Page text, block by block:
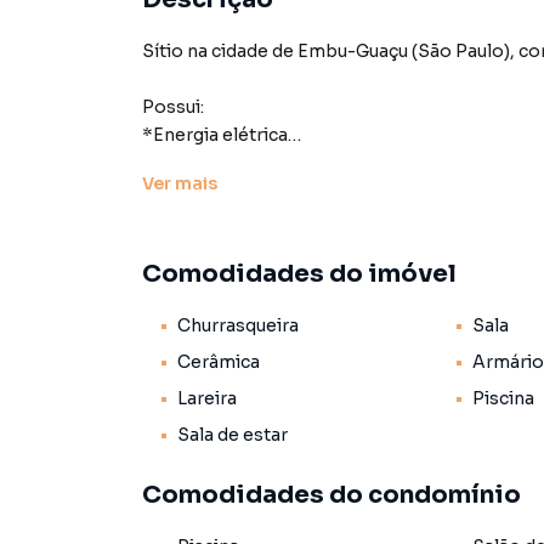
Sítio na cidade de Embu-Guaçu (São Paulo),
Possui:
*Energia elétrica
espaçosa, varanda grande (com
*Casa de caseiro.
*Piscina de vinil.
*Árvores frutíferas
*Espaço gramado para campo de futebol.
Localização de Embu-Guaçu em São Paulo
Sudoeste da Grande São Paulo, em
Ver mais
Comodidades do imóvel
Churrasqueira Sala
Cerâmica
Lareira
Piscina
Sala de estar
Comodidades do condomínio